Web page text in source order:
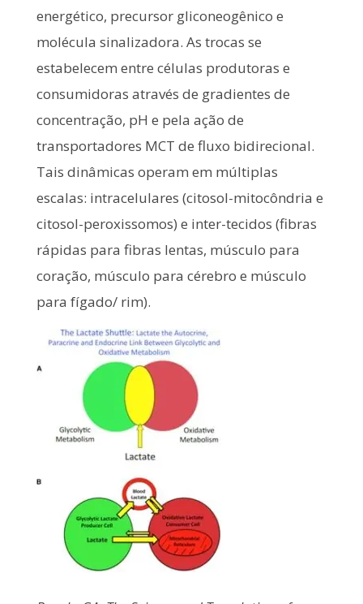
energético, precursor gliconeogênico e
molécula sinalizadora. As trocas se
estabelecem entre células produtoras e
consumidoras através de gradientes de
concentração, pH e pela ação de
transportadores MCT de fluxo bidirecional.
Tais dinâmicas operam em múltiplas
escalas: intracelulares (citosol-mitocôndria e
citosol-peroxissomos) e inter-tecidos (fibras
rápidas para fibras lentas, músculo para
coração, músculo para cérebro e músculo
para fígado/ rim).